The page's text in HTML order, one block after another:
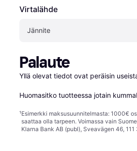
Virtalähde
Jännite
Palaute
Yllä olevat tiedot ovat peräisin
Huomasitko tuotteessa jotain
¹Esimerkki maksusuunnitelmasta: 1000€
saattaa olla tarpeen. Voimassa vain
Klarna Bank AB (publ), Sveavägen 46,